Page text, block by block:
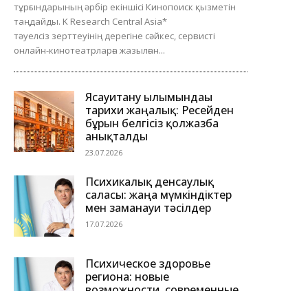
тұрғындарының әрбір екіншісі Кинопоиск қызметін
таңдайды. K Research Central Asia*
тәуелсіз зерттеуінің дерегіне сәйкес, сервисті
онлайн-кинотеатрларға жазылған...
Ясауитану ғылымындағы
тарихи жаңалық: Ресейден
бұрын белгісіз қолжазба
анықталды
23.07.2026
Психикалық денсаулық
саласы: жаңа мүмкіндіктер
мен заманауи тәсілдер
17.07.2026
Психическое здоровье
региона: новые